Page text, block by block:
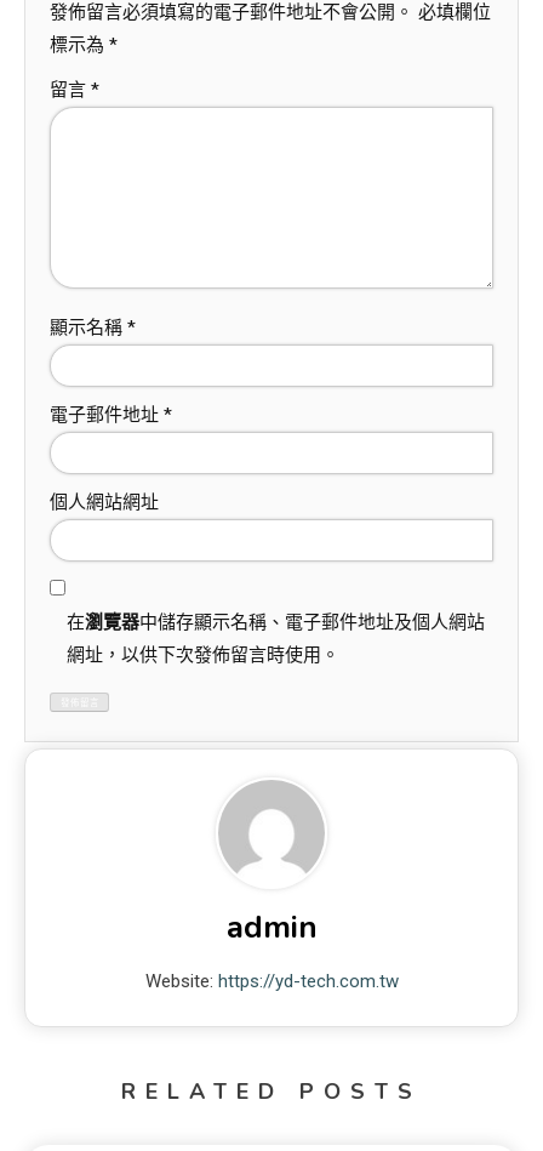
發佈留言必須填寫的電子郵件地址不會公開。 必填欄位
標示為 *
留言 *
顯示名稱 *
電子郵件地址 *
個人網站網址
在瀏覽器中儲存顯示名稱、電子郵件地址及個人網站
網址，以供下次發佈留言時使用。
admin
Website: https://yd-tech.com.tw
RELATED POSTS